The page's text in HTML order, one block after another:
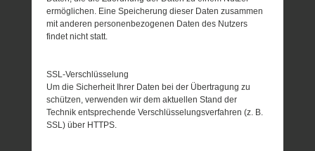
ermöglichen. Eine Speicherung dieser Daten zusammen
mit anderen personenbezogenen Daten des Nutzers
findet nicht statt.
SSL-Verschlüsselung
Um die Sicherheit Ihrer Daten bei der Übertragung zu
schützen, verwenden wir dem aktuellen Stand der
Technik entsprechende Verschlüsselungsverfahren (z. B.
SSL) über HTTPS.